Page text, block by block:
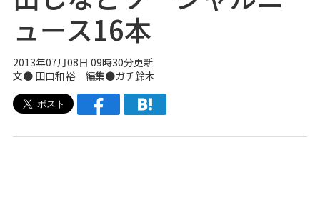
ュース16本
2013年07月08日 09時30分更新
文● 田口和裕編集●ガチ鈴木